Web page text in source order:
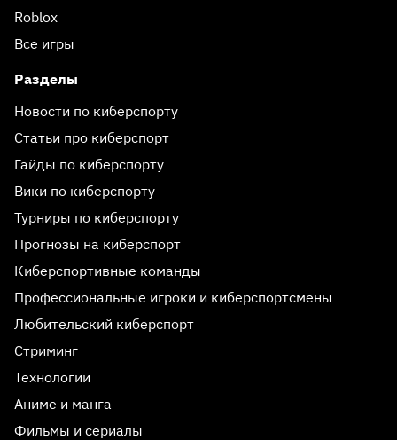
Roblox
Все игры
Разделы
Новости по киберспорту
Статьи про киберспорт
Гайды по киберспорту
Вики по киберспорту
Турниры по киберспорту
Прогнозы на киберспорт
Киберспортивные команды
Профессиональные игроки и киберспортсмены
Любительский киберспорт
Стриминг
Технологии
Аниме и манга
Фильмы и сериалы